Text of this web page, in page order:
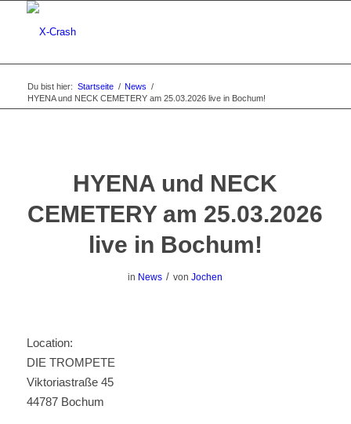
Du bist hier: Startseite / News /
HYENA und NECK CEMETERY am 25.03.2026 live in Bochum!
HYENA und NECK
CEMETERY am 25.03.2026
live in Bochum!
in News / vonJochen
Location:
DIE TROMPETE
Viktoriastraße 45
44787 Bochum